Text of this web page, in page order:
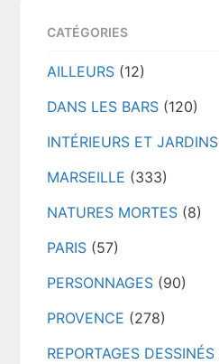
CATÉGORIES
AILLEURS (12)
DANS LES BARS (120)
INTÉRIEURS ET JARDINS
MARSEILLE (333)
NATURES MORTES (8)
PARIS (57)
PERSONNAGES (90)
PROVENCE (278)
REPORTAGES DESSINÉS